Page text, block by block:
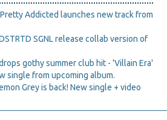
Addicted launches new track from
SGNL release collab version of
gothy summer club hit - 'Villain Era'
single from upcoming album.
Grey is back! New single + video